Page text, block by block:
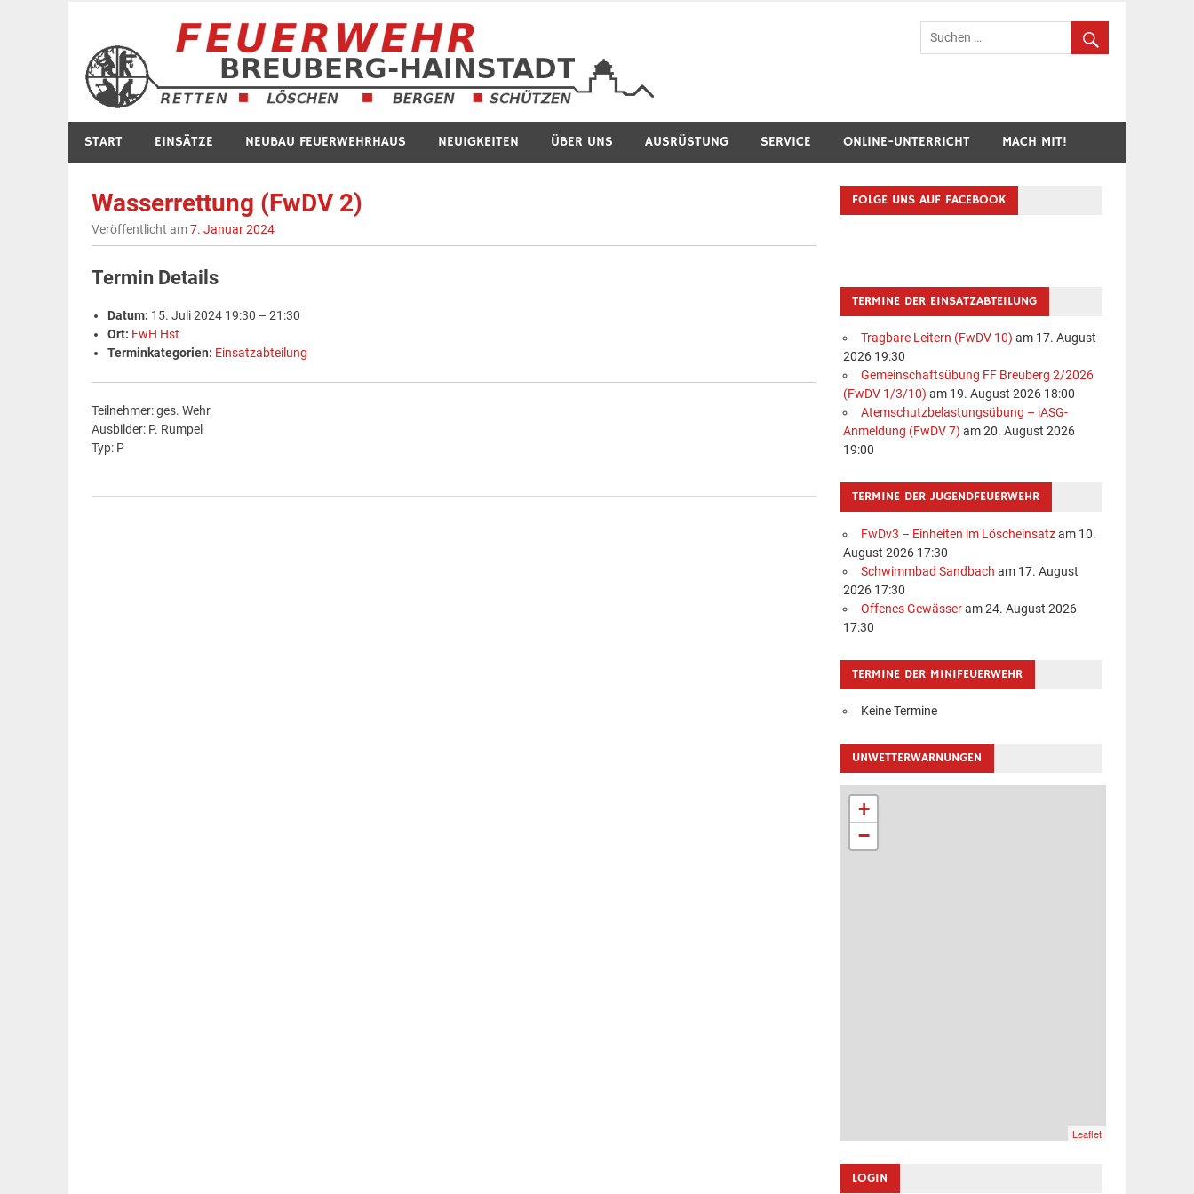
springen
Feuerwehr Breuberg-Hainstadt
START EINSÄTZE NEUBAU FEUERWEHRHAUS NEUIGKEITEN ÜBER UNS AUSRÜSTUNG SERVICE ONLINE-UNTERRICHT MACH MIT!
Wasserrettung (FwDV 2)
Veröffentlicht am7. Januar 2024
Termin Details
Datum: 15. Juli 2024 19:30 – 21:30
Ort: FwH Hst
Terminkategorien: Einsatzabteilung
Teilnehmer: ges. Wehr
Ausbilder: P. Rumpel
Typ: P
FOLGE UNS AUF FACEBOOK
TERMINE DER EINSATZABTEILUNG
Tragbare Leitern (FwDV 10) am 17. August
2026 19:30
Gemeinschaftsübung FF Breuberg 2/2026
(FwDV 1/3/10) am 19. August 2026 18:00
Atemschutzbelastungsübung – iASG-
Anmeldung (FwDV 7) am 20. August 2026
19:00
TERMINE DER JUGENDFEUERWEHR
FwDv3 – Einheiten im Löscheinsatzam 10.
August 2026 17:30
Schwimmbad Sandbach am 17. August
2026 17:30
Offenes Gewässeram 24. August 2026
17:30
TERMINE DER MINIFEUERWEHR
Keine Termine
UNWETTERWARNUNGEN
+
−
Leaflet
LOGIN